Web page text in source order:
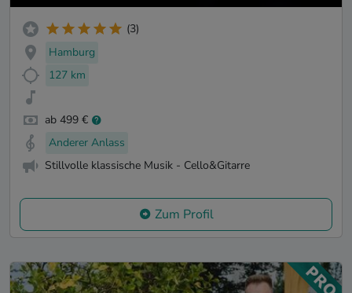
(3)
Hamburg
127 km
ab 499 €
Anderer Anlass
Stillvolle klassische Musik - Cello&Gitarre
Zum Profil